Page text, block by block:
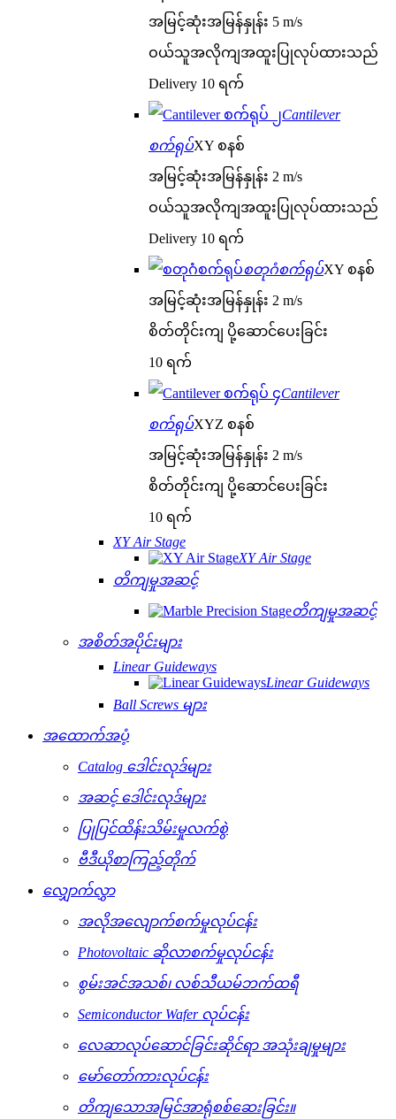
အမြင့်ဆုံးအမြန်နှုန်း 5 m/s
ဝယ်သူအလိုကျအထူးပြုလုပ်ထားသည်
Delivery 10 ရက်
Cantilever
စက်ရုပ်XY စနစ်
အမြင့်ဆုံးအမြန်နှုန်း 2 m/s
ဝယ်သူအလိုကျအထူးပြုလုပ်ထားသည်
Delivery 10 ရက်
စတုဂံစက်ရုပ်XY စနစ်
အမြင့်ဆုံးအမြန်နှုန်း 2 m/s
စိတ်တိုင်းကျ ပို့ဆောင်ပေးခြင်း
10 ရက်
Cantilever
စက်ရုပ်XYZ စနစ်
အမြင့်ဆုံးအမြန်နှုန်း 2 m/s
စိတ်တိုင်းကျ ပို့ဆောင်ပေးခြင်း
10 ရက်
XY Air Stage
XY Air Stage
တိကျမှုအဆင့်
တိကျမှုအဆင့်
အစိတ်အပိုင်းများ
Linear Guideways
Linear Guideways
Ball Screws များ
အထောက်အပံ့
Catalog ဒေါင်းလုဒ်များ
အဆင့် ဒေါင်းလုဒ်များ
ပြုပြင်ထိန်းသိမ်းမှုလက်စွဲ
ဗီဒီယိုစာကြည့်တိုက်
လျှောက်လွှာ
အလိုအလျောက်စက်မှုလုပ်ငန်း
Photovoltaic ဆိုလာစက်မှုလုပ်ငန်း
စွမ်းအင်အသစ်၊ လစ်သီယမ်ဘက်ထရီ
Semiconductor Wafer လုပ်ငန်း
လေဆာလုပ်ဆောင်ခြင်းဆိုင်ရာ အသုံးချမှုများ
မော်တော်ကားလုပ်ငန်း
တိကျသောအမြင်အာရုံစစ်ဆေးခြင်း။